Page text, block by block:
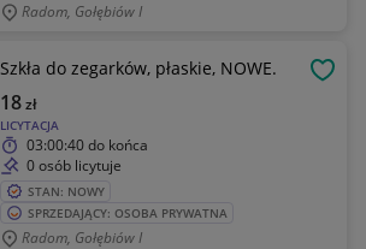
Radom, Gołębiów I
Szkła do zegarków, płaskie, NOWE.
LICYTACJA
18zł
03:00:40do końca
0 osób licytuje
STAN: NOWY
SPRZEDAJĄCY: OSOBA PRYWATNA
Radom, Gołębiów I